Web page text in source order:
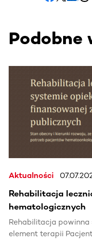
Podobne
Ta sekcja zawiera
Aktualności
Rehabilitacja
hematologicznych
Rehabilitacja
element terapii